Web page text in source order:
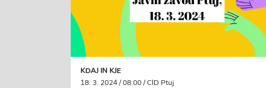
KDAJ IN KJE
18. 3. 2024 / 08:00 / CID Ptuj